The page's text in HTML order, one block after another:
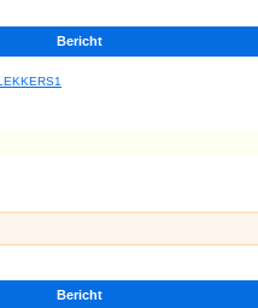
Bericht
Bericht